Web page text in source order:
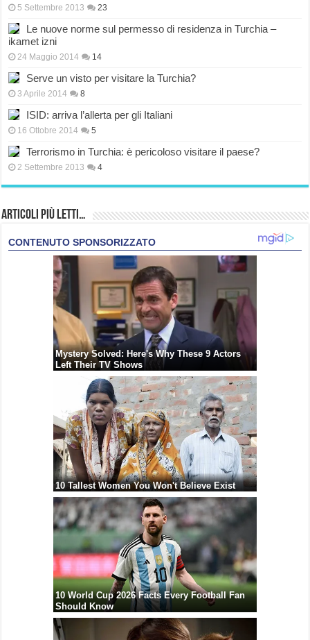
5 Settembre 2013 23
Le nuove norme sul permesso di residenza in Turchia –
ikamet izni
24 Maggio 2014 14
Serve un visto per visitare la Turchia?
3 Aprile 2014 8
ISID: arriva l’allerta per gli Italiani
16 Ottobre 2014 5
Terrorismo in Turchia: è pericoloso visitare il paese?
2 Settembre 2013 4
Articoli più Letti…